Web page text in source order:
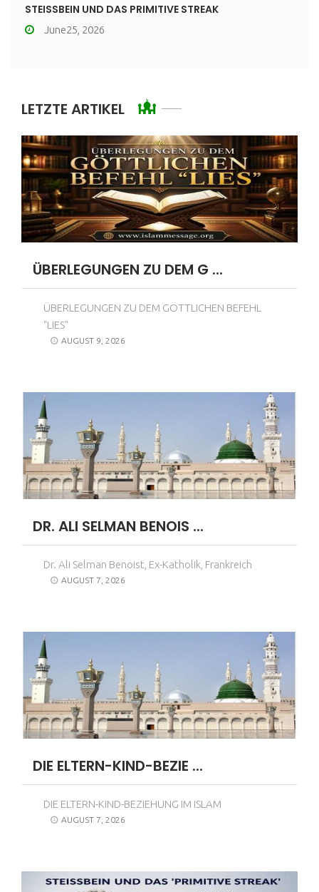
STEISSBEIN UND DAS PRIMITIVE STREAK
June25, 2026
LETZTE ARTIKEL
ÜBERLEGUNGEN ZU DEM G ...
ÜBERLEGUNGEN ZU DEM GÖTTLICHEN BEFEHL
"LIES"
AUGUST 9, 2026
DR. ALI SELMAN BENOIS ...
Dr. Ali Selman Benoist, Ex-Katholik, Frankreich
AUGUST 7, 2026
DIE ELTERN-KIND-BEZIE ...
DIE ELTERN-KIND-BEZIEHUNG IM ISLAM
AUGUST 7, 2026